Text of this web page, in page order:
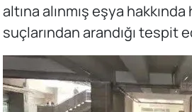
altına alınmış eşya
suçlarından arandığı tespit